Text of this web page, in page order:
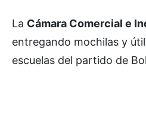
La Cámara Comercial e
entregando mochilas y
escuelas del partido de